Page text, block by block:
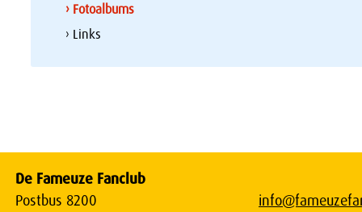
› Fotoalbums
› Links
De Fameuze Fanclub
Postbus 8200